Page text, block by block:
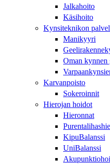
Jalkahoito
Käsihoito
Kynsiteknikon
Manikyyri
Oman kynnen
Karvanpoisto
Sokeroinnit
Hierojan hoidot
Hieronnat
KipuBalanssi
UniBalanssi